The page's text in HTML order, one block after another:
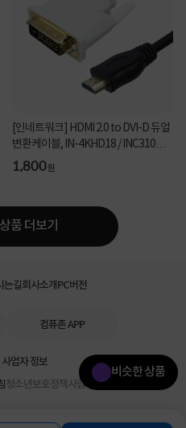
비슷한 상품
[인네트워크] HDMI 2.0 to DVI-D 듀얼
변환케이블, IN-4KHD18 / INC310
[1.8m]
1,800원
품 더보기
는길회사소개PC버전
컴퓨존 APP
업자 정보
청소년보호정책사업자확인